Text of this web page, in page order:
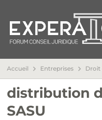
Accueil Entreprises Droit
distribution
SASU